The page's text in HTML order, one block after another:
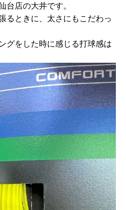
台店の大井です。
るときに、太さにもこだわっ
グをした時に感じる打球感は